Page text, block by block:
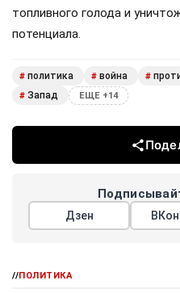
топливного голода и
потенциала.
# политика # война #
# Запад ЕЩЕ +14
Дзен
//ПОЛИТИКА